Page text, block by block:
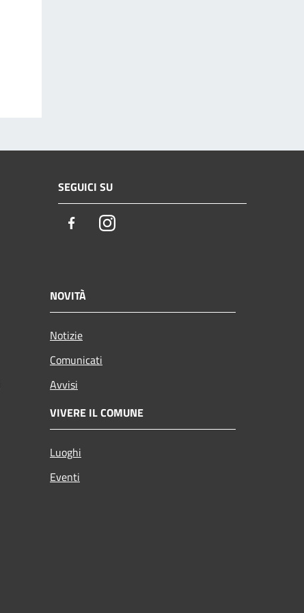
SEGUICI SU
FacebookInstagram
NOVITÀ
Notizie
Comunicati
Avvisi
VIVERE IL COMUNE
Luoghi
Eventi